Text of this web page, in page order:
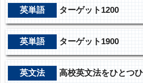
英単語 ターゲット1200
英単語 ターゲット1900
英文法 高校英文法をひとつ